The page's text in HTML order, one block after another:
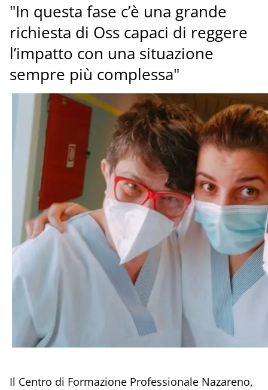
"In questa fase c’è una grande
richiesta di Oss capaci di reggere
l’impatto con una situazione
sempre più complessa"
Il Centro di Formazione Professionale Nazareno,